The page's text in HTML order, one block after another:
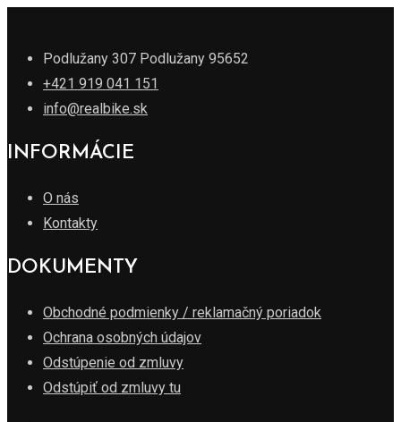
Podlužany 307 Podlužany 95652
+421 919 041 151
info@realbike.sk
INFORMÁCIE
O nás
Kontakty
DOKUMENTY
Obchodné podmienky / reklamačný poriadok
Ochrana osobných údajov
Odstúpenie od zmluvy
Odstúpiť od zmluvy tu